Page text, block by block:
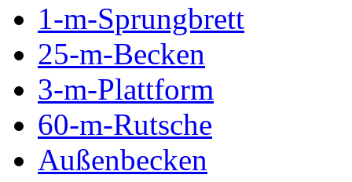
1-m-Sprungbrett
25-m-Becken
3-m-Plattform
60-m-Rutsche
Außenbecken